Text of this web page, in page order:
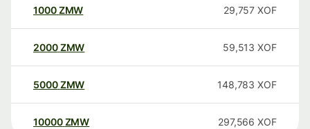
1000ZMW 29,757 XOF
2000ZMW 59,513 XOF
5000ZMW 148,783 XOF
10000 ZMW 297,566 XOF